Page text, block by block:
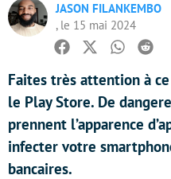
JASON FILANKEMBO
, le 15 mai 2024
Facebook
TwitterWhatsapp
Reddit
Faites très attention à
le Play Store. De
prennent l’apparence
infecter votre
bancaires.